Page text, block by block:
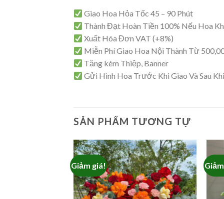
Giao Hoa Hỏa Tốc 45 – 90 Phút
Thành Đạt Hoàn Tiền 100% Nếu Hoa
Xuất Hóa Đơn VAT (+8%)
Miễn Phí Giao Hoa Nội Thành Từ
Tặng kèm Thiệp, Banner
Gửi Hình Hoa Trước Khi Giao Và Sau
SẢN PHẨM TƯƠNG TỰ
Giảm giá!